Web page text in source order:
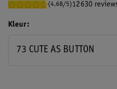
(4.68/5)12630
Kleur
73 CUTE AS BUTTON